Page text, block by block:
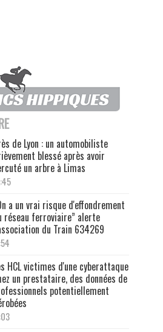
de Lyon : un automobiliste
blessé après avoir
un arbre à Limas
a un vrai risque d'effondrement
réseau ferroviaire” alerte
du Train 634269
HCL victimes d'une cyberattaque
un prestataire, des données de
potentiellement